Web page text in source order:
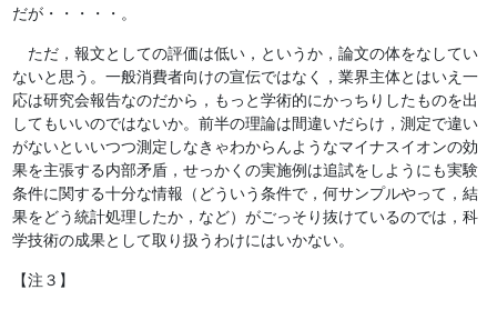
だが・・・・・。
ただ，報文としての評価は低い，というか，論文の体をなしてい
ないと思う。一般消費者向けの宣伝ではなく，業界主体とはいえ一
応は研究会報告なのだから，もっと学術的にかっちりしたものを出
してもいいのではないか。前半の理論は間違いだらけ，測定で違い
がないといいつつ測定しなきゃわからんようなマイナスイオンの効
果を主張する内部矛盾，せっかくの実施例は追試をしようにも実験
条件に関する十分な情報（どういう条件で，何サンプルやって，結
果をどう統計処理したか，など）がごっそり抜けているのでは，科
学技術の成果として取り扱うわけにはいかない。
【注３】